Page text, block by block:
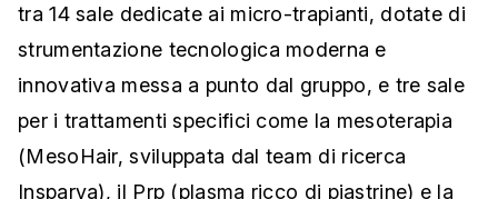
tra 14 sale dedicate ai micro-trapianti, dotate di
strumentazione tecnologica moderna e
innovativa messa a punto dal gruppo, e tre sale
per i trattamenti specifici come la mesoterapia
(MesoHair, sviluppata dal team di ricerca
Insparya), il Prp (plasma ricco di piastrine) e la